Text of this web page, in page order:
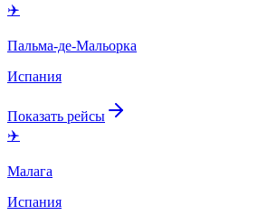
✈️
Пальма-де-Мальорка
Испания
Показать рейсы
✈️
Малага
Испания